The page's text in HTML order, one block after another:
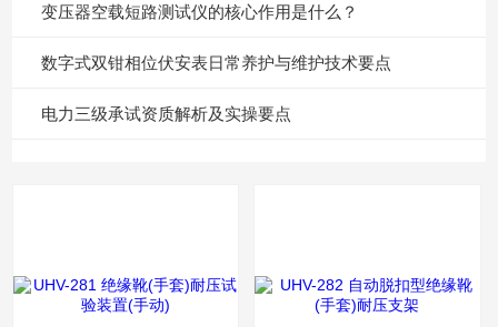
变压器空载短路测试仪的核心作用是什么？
数字式双钳相位伏安表日常养护与维护技术要点
电力三级承试资质解析及实操要点